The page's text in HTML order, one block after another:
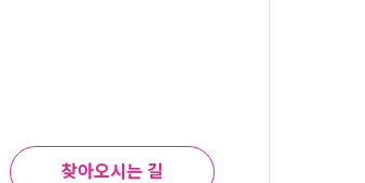
찾아오시는 길